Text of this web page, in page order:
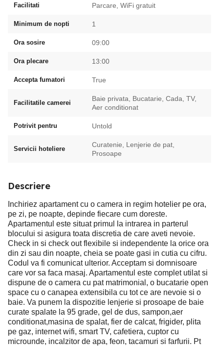
Facilitati Parcare, WiFi gratuit
Minimum de nopti 1
Ora sosire 09:00
Ora plecare 13:00
Accepta fumatori True
Facilitatile camerei
Baie privata, Bucatarie, Cada, TV,
Aer conditionat
Potrivit pentru Untold
Servicii hoteliere
Curatenie, Lenjerie de pat,
Prosoape
Descriere
Inchiriez apartament cu o camera in regim hotelier pe ora,
pe zi, pe noapte, depinde fiecare cum doreste.
Apartamentul este situat primul la intrarea in parterul
blocului si asigura toata discretia de care aveti nevoie.
Check in si check out flexibile si independente la orice ora
din zi sau din noapte, cheia se poate gasi in cutia cu cifru.
Codul va fi comunicat ulterior. Acceptam si domnisoare
care vor sa faca masaj. Apartamentul este complet utilat si
dispune de o camera cu pat matrimonial, o bucatarie open
space cu o canapea extensibila cu tot ce are nevoie si o
baie. Va punem la dispozitie lenjerie si prosoape de baie
curate spalate la 95 grade, gel de dus, sampon,aer
conditionat,masina de spalat, fier de calcat, frigider, plita
pe gaz, internet wifi, smart TV, cafetiera, cuptor cu
microunde, incalzitor de apa, feon, tacamuri si farfurii. Pt